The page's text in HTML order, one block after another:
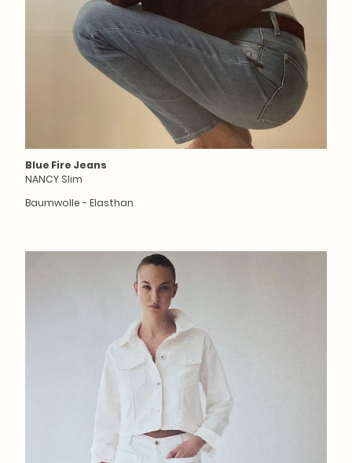
Blue Fire Jeans
NANCY Slim
Baumwolle - Elasthan